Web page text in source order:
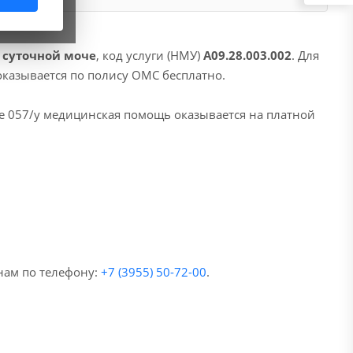
моче, код услуги (НМУ) A09.28.003.002. Для
по полису ОМС бесплатно.
у медицинская помощь оказывается на платной
по телефону: +7 (3955) 50-72-00.